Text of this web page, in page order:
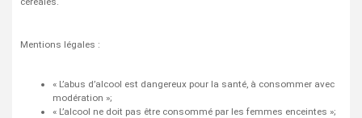
Mentions légales :
« L’abus d’alcool est dangereux pour la santé, à consommer avec
modération »;
« L’alcool ne doit pas être consommé par les femmes enceintes »;